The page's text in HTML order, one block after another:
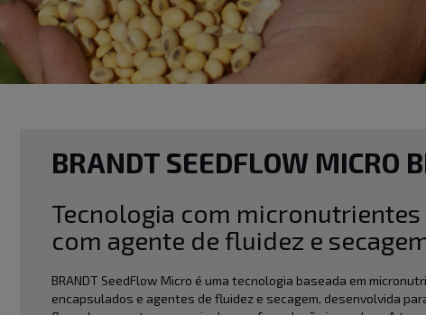
BRANDT SEEDFLOW MICRO
Tecnologia com
com agente de fluidez e
BRANDT SeedFlow Micro é uma tecnologia baseada em
encapsulados e agentes de fluidez e secagem, desenvolvida